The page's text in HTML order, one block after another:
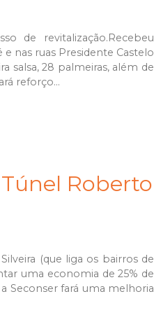
de revitalização.Recebeu
nas ruas Presidente Castelo
salsa, 28 palmeiras, além de
reforço...
Roberto
(que liga os bairros de
uma economia de 25% de
Seconser fará uma melhoria